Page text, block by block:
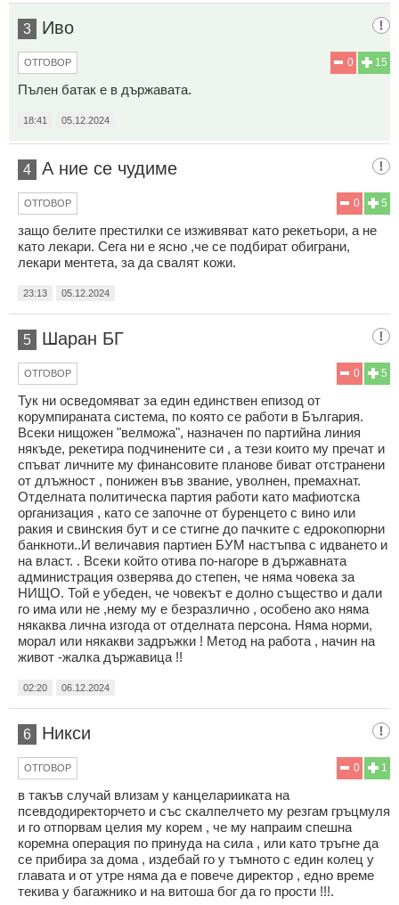
3 Иво
15
0
ОТГОВОР
Пълен батак е в държавата.
18:41 05.12.2024
4 А ние се чудиме
5
0
ОТГОВОР
защо белите престилки се изживяват като рекетьори, а не
като лекари. Сега ни е ясно ,че се подбират обиграни,
лекари ментета, за да свалят кожи.
23:13 05.12.2024
5 Шаран БГ
5
0
ОТГОВОР
Тук ни осведомяват за един единствен епизод от
корумпираната система, по която се работи в България.
Всеки нищожен "велможа", назначен по партийна линия
някъде, рекетира подчинените си , а тези които му пречат и
спъват личните му финансовите планове биват отстранени
от длъжност , понижен във звание, уволнен, премахнат.
Отделната политическа партия работи като мафиотска
организация , като се започне от буренцето с вино или
ракия и свинския бут и се стигне до пачките с едрокопюрни
банкноти..И величавия партиен БУМ настъпва с идването и
на власт. . Всеки който отива по-нагоре в държавната
администрация озверява до степен, че няма човека за
НИЩО. Той е убеден, че човекът е долно същество и дали
го има или не ,нему му е безразлично , особено ако няма
някаква лична изгода от отделната персона. Няма норми,
морал или някакви задръжки ! Метод на работа , начин на
живот -жалка държавица !!
02:20 06.12.2024
6 Никси
1
0
ОТГОВОР
в такъв случай влизам у канцеларииката на
псевдодиректорчето и със скалпелчето му резгам гръцмуля
и го отпорвам целия му корем , че му напраим спешна
коремна операция по принуда на сила , или като тръгне да
се прибира за дома , издебай го у тъмното с един колец у
главата и от утре няма да е повече директор , едно време
текива у багажнико и на витоша бог да го прости !!!.